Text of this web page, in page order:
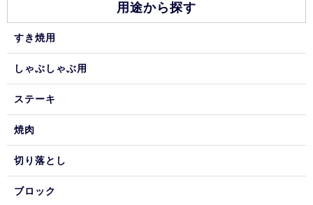
用途から探す
すき焼用
しゃぶしゃぶ用
ステーキ
焼肉
切り落とし
ブロック